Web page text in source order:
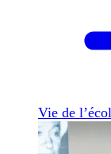
Vie de